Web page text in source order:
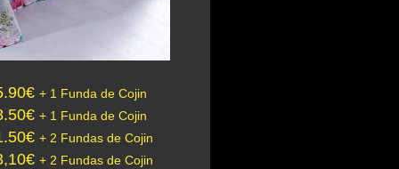
+ 1 Funda de Cojin
+ 1 Funda de Cojin
+ 2 Fundas de Cojin
+ 2 Fundas de Cojin